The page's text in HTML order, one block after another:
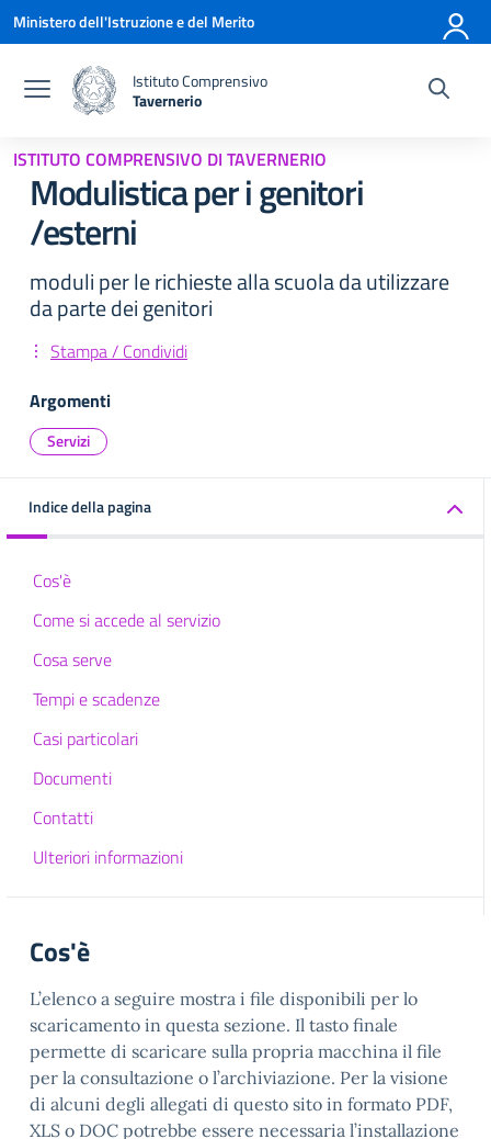
Vai ai contenuti
Vai al menu di navigazione
Vai al footer
Ministero dell'Istruzione e del Merito
Istituto Comprensivo
Tavernerio
ISTITUTO COMPRENSIVO DI TAVERNERIO
Modulistica per i genitori
/esterni
moduli per le richieste alla scuola da utilizzare
da parte dei genitori
Stampa / Condividi
Argomenti
Servizi
Indice della pagina
Cos'è
Come si accede al servizio
Cosa serve
Tempi e scadenze
Casi particolari
Documenti
Contatti
Ulteriori informazioni
Cos'è
L’elenco a seguire mostra i file disponibili per lo
scaricamento in questa sezione. Il tasto finale
permette di scaricare sulla propria macchina il file
per la consultazione o l’archiviazione. Per la visione
di alcuni degli allegati di questo sito in formato PDF,
XLS o DOC potrebbe essere necessaria l’installazione